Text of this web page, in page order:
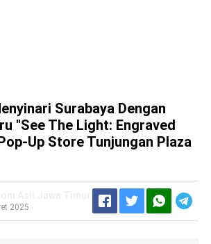
Surabaya Dengan
"See The Light: Engraved
Up Store Tunjungan Plaza
2025